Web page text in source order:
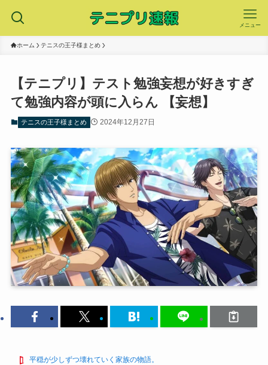
メニュー
ホーム テニスの王子様まとめ
【テニプリ】テスト勉強妄想が好きすぎ
て勉強内容が頭に入らん 【妄想】
テニスの王子様まとめ 2024年12月27日
平穏が少しずつ壊れていく家族の物語。